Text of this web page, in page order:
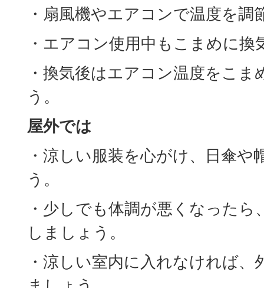
・扇風機やエアコンで温度を調
・エアコン使用中もこまめに
・換気後はエアコン温度をこま
う。
屋外では
・涼しい服装を心がけ、日傘や
う。
・少しでも体調が悪くなったら
しましょう。
・涼しい室内に入れなければ、